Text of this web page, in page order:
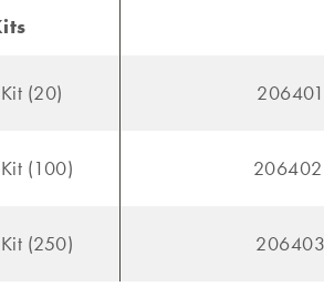
(20) 206401
(100) 206402
(250) 206403